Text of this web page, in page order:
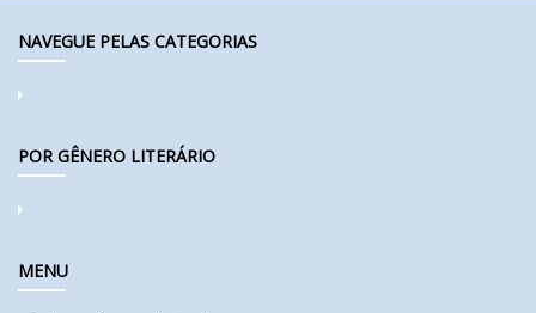
NAVEGUE PELAS CATEGORIAS
POR GÊNERO LITERÁRIO
MENU